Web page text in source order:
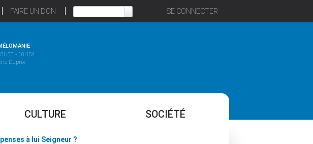
FAIRE UN DON SE CONNECTER
- 10H54
Duprix
CULTURE SOCIÉTÉ
à lui Seigneur ?